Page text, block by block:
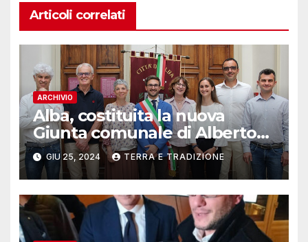
Articoli correlati
ARCHIVIO
Alba, costituita la nuova
Giunta comunale di Alberto
Gatto
GIU 25, 2024 TERRA E TRADIZIONE